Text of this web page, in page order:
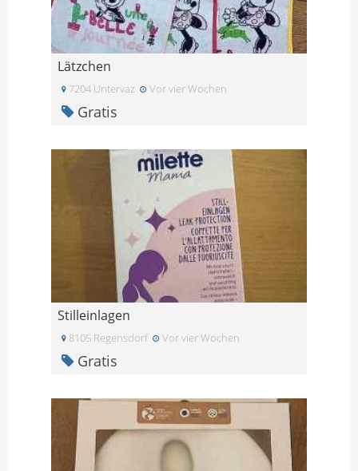
Lätzchen
7204 Untervaz Vor vier Wochen
Gratis
Stilleinlagen
8105 Regensdorf Vor vier Wochen
Gratis